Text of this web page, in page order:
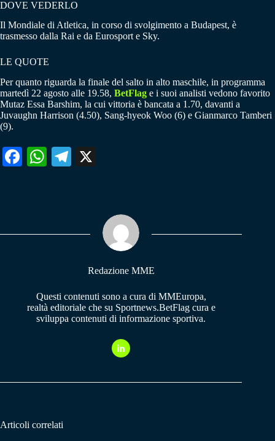
DOVE VEDERLO
Il Mondiale di Atletica, in corso di svolgimento a Budapest, è
trasmesso dalla Rai e da Eurosport e Sky.
LE QUOTE
Per quanto riguarda la finale del salto in alto maschile, in programma
martedì 22 agosto alle 19.58, BetFlag e i suoi analisti vedono favorito
Mutaz Essa Barshim, la cui vittoria è bancata a 1.70, davanti a
Juvaughn Harrison (4.50), Sang-hyeok Woo (6) e Gianmarco Tamberi
(9).
Fa W
pp
Te
m
Redazione MME
Questi contenuti sono a cura di MMEuropa,
realtà editoriale che su Sportnews.BetFlag cura e
sviluppa contenuti di informazione sportiva.
Articoli correlati